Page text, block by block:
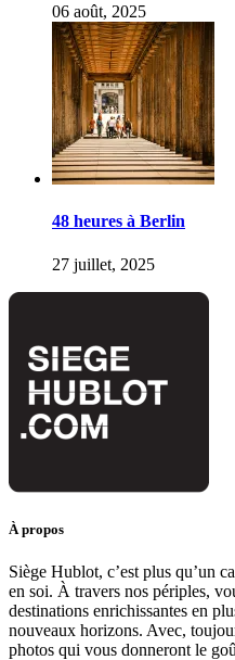
06 août, 2025
48 heures à Berlin
27 juillet, 2025
À propos
Siège Hublot, c’est plus qu’un
en soi. À travers nos périples,
destinations enrichissantes en
nouveaux horizons. Avec,
photos qui vous donneront le